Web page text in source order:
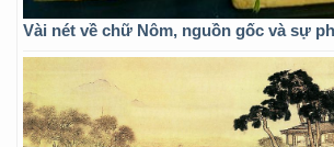
Vài nét về chữ Nôm, nguồn gốc và sự